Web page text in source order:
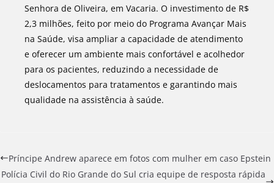
Senhora de Oliveira, em Vacaria. O investimento de R$
2,3 milhões, feito por meio do Programa Avançar Mais
na Saúde, visa ampliar a capacidade de atendimento
e oferecer um ambiente mais confortável e acolhedor
para os pacientes, reduzindo a necessidade de
deslocamentos para tratamentos e garantindo mais
qualidade na assistência à saúde.
Príncipe Andrew aparece em fotos com mulher em caso Epstein
Polícia Civil do Rio Grande do Sul cria equipe de resposta rápida